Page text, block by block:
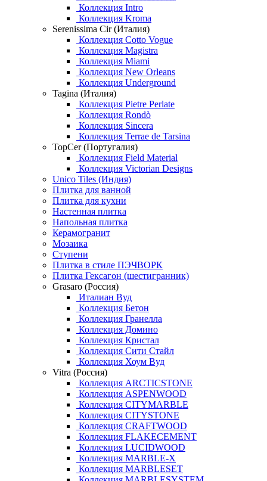
Коллекция Intro
Коллекция Kroma
Serenissima Cir (Италия)
Коллекция Cotto Vogue
Коллекция Magistra
Коллекция Miami
Коллекция New Orleans
Коллекция Underground
Tagina (Италия)
Коллекция Pietre Perlate
Коллекция Rondò
Коллекция Sincera
Коллекция Terrae de Tarsina
TopCer (Португалия)
Коллекция Field Material
Коллекция Victorian Designs
Unico Tiles (Индия)
Плитка для ванной
Плитка для кухни
Настенная плитка
Напольная плитка
Керамогранит
Мозаика
Ступени
Плитка в стиле ПЭЧВОРК
Плитка Гексагон (шестигранник)
Grasaro (Россия)
Италиан Вуд
Коллекция Бетон
Коллекция Гранелла
Коллекция Домино
Коллекция Кристал
Коллекция Сити Стайл
Коллекция Хоум Вуд
Vitra (Россия)
Коллекция ARCTICSTONE
Коллекция ASPENWOOD
Коллекция CITYMARBLE
Коллекция CITYSTONE
Коллекция CRAFTWOOD
Коллекция FLAKECEMENT
Коллекция LUCIDWOOD
Коллекция MARBLE-X
Коллекция MARBLESET